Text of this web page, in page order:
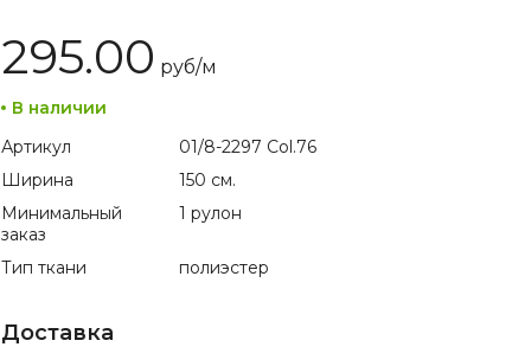
295.00 руб/м
В наличии
Артикул
01/8-2297 Col.76
Ширина
150 см.
Минимальный
заказ
1 рулон
Тип ткани полиэстер
Доставка